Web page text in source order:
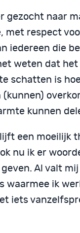
gezocht naar
met respect
iedereen die
weten dat het
schatten is
(kunnen)
kunnen
een moeilijk
nu ik er
Al valt
waarmee ik
iets